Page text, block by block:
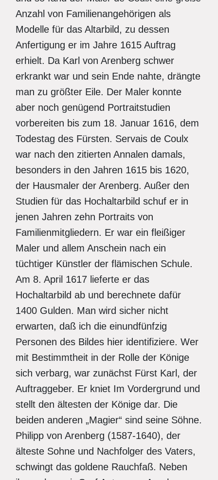
Anzahl von Familienangehörigen als
Modelle für das Altarbild, zu dessen
Anfertigung er im Jahre 1615 Auftrag
erhielt. Da Karl von Arenberg schwer
erkrankt war und sein Ende nahte, drängte
man zu größter Eile. Der Maler konnte
aber noch genügend Portraitstudien
vorbereiten bis zum 18. Januar 1616, dem
Todestag des Fürsten. Servais de Coulx
war nach den zitierten Annalen damals,
besonders in den Jahren 1615 bis 1620,
der Hausmaler der Arenberg. Außer den
Studien für das Hochaltarbild schuf er in
jenen Jahren zehn Portraits von
Familienmitgliedern. Er war ein fleißiger
Maler und allem Anschein nach ein
tüchtiger Künstler der flämischen Schule.
Am 8. April 1617 lieferte er das
Hochaltarbild ab und berechnete dafür
1400 Gulden. Man wird sicher nicht
erwarten, daß ich die einundfünfzig
Personen des Bildes hier identifiziere. Wer
mit Bestimmtheit in der Rolle der Könige
sich verbarg, war zunächst Fürst Karl, der
Auftraggeber. Er kniet Im Vordergrund und
stellt den ältesten der Könige dar. Die
beiden anderen „Magier“ sind seine Söhne.
Philipp von Arenberg (1587-1640), der
älteste Sohne und Nachfolger des Vaters,
schwingt das goldene Rauchfaß. Neben